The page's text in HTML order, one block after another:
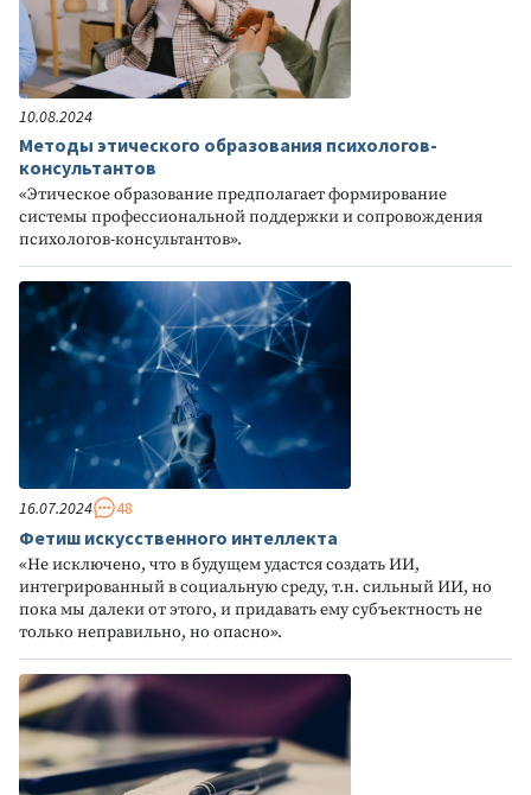
10.08.2024
Методы этического образования психологов-
консультантов
«Этическое образование предполагает формирование
системы профессиональной поддержки и сопровождения
психологов-консультантов».
16.07.2024 48
Фетиш искусственного интеллекта
«Не исключено, что в будущем удастся создать ИИ,
интегрированный в социальную среду, т.н. сильный ИИ, но
пока мы далеки от этого, и придавать ему субъектность не
только неправильно, но опасно».